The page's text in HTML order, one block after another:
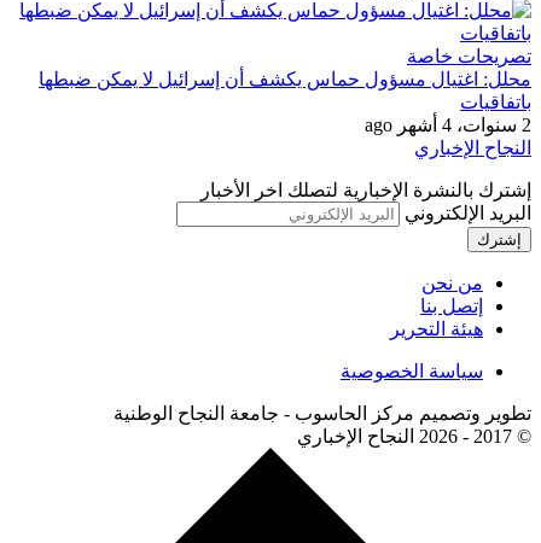
تصريحات خاصة
محلل: اغتيال مسؤول حماس يكشف أن إسرائيل لا يمكن ضبطها
باتفاقيات
2 سنوات، 4 أشهر ago
النجاح الإخباري
إشترك بالنشرة الإخبارية لتصلك اخر الأخبار
البريد الإلكتروني
من نحن
إتصل بنا
هيئة التحرير
سياسة الخصوصية
تطوير وتصميم مركز الحاسوب - جامعة النجاح الوطنية
© 2017 - 2026 النجاح الإخباري